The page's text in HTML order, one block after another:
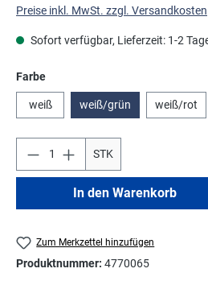
Preise inkl. MwSt. zzgl. Versandkosten
Sofort verfügbar, Lieferzeit: 1-2
Farbeauswählen
weiß weiß/grün weiß/rot
STK
In den Warenkorb
Zum Merkzettel hinzufügen
Produktnummer: 4770065